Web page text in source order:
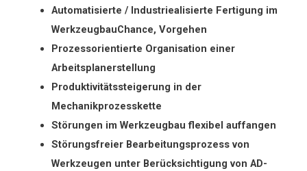
Automatisierte / Industriealisierte Fertigung im
WerkzeugbauChance, Vorgehen
Prozessorientierte Organisation einer
Arbeitsplanerstellung
Produktivitätssteigerung in der
Mechanikprozesskette
Störungen im Werkzeugbau flexibel auffangen
Störungsfreier Bearbeitungsprozess von
Werkzeugen unter Berücksichtigung von AD-